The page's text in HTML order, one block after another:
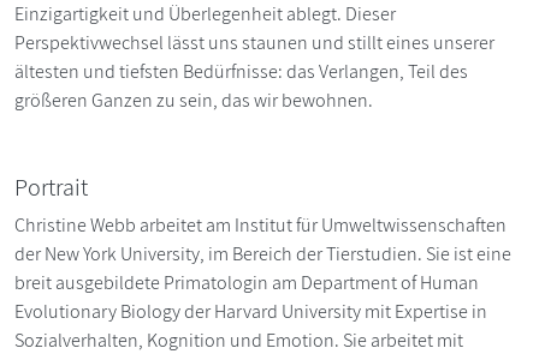
Einzigartigkeit und Überlegenheit ablegt. Dieser
Perspektivwechsel lässt uns staunen und stillt eines unserer
ältesten und tiefsten Bedürfnisse: das Verlangen, Teil des
größeren Ganzen zu sein, das wir bewohnen.
Portrait
Christine Webb arbeitet am Institut für Umweltwissenschaften
der New York University, im Bereich der Tierstudien. Sie ist eine
breit ausgebildete Primatologin am Department of Human
Evolutionary Biology der Harvard University mit Expertise in
Sozialverhalten, Kognition und Emotion. Sie arbeitet mit